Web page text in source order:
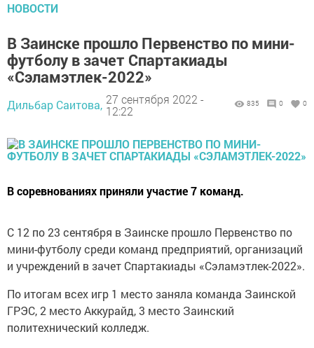
НОВОСТИ
В Заинске прошло Первенство по мини-
футболу в зачет Спартакиады
«Сэламэтлек-2022»
Дильбар Саитова, 27 сентября 2022 -
12:22
835 0 0
В соревнованиях приняли участие 7 команд.
С 12 по 23 сентября в Заинске прошло Первенство по
мини-футболу среди команд предприятий, организаций
и учреждений в зачет Спартакиады «Сэламэтлек-2022».
По итогам всех игр 1 место заняла команда Заинской
ГРЭС, 2 место Аккурайд, 3 место Заинский
политехнический колледж.